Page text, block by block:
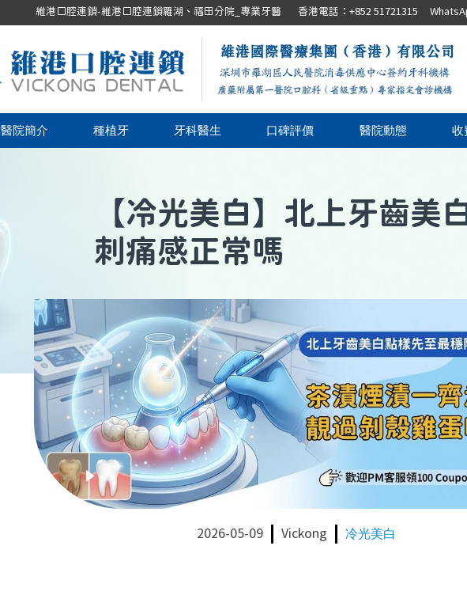
維港口腔連鎖-維港口腔連鎖羅湖、福田分院_專業牙醫 香港電話：+852 51721315
醫院簡介 種植牙 牙科醫生 口碑評價 醫院動態 收
【冷光美白】 北上牙齒美
刺痛感正常嗎
2026-05-09 Vickong 冷光美白